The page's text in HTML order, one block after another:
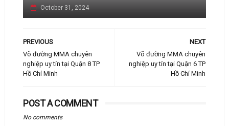
October 31, 2024
NEXT
Võ đường MMA chuyên
nghiệp uy tín tại Quận 6 TP
Hồ Chí Minh
PREVIOUS
Võ đường MMA chuyên
nghiệp uy tín tại Quận 8 TP
Hồ Chí Minh
POST A COMMENT
No comments